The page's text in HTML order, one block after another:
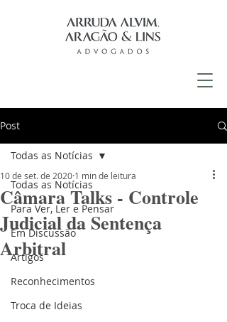
Post
Todas as Notícias
Para Ver, Ler e Pensar
Em Discussão
Artigos
Reconhecimentos
Troca de Ideias
Todas as Notícias
Câmara Talks - Controle
Judicial da Sentença
Arbitral
10 de set. de 2020 1 min de leitura